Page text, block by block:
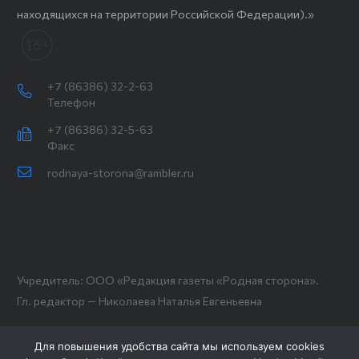
находящихся на территории Российской Федерации).»
+7 (86386) 32-2-63
Телефон
+7 (86386) 32-5-63
Факс
rodnaya-storona@rambler.ru
Учредитель: ООО «Редакция газеты «Родная сторона».
Гл. редактор — Николаева Наталья Евгеньевна
Для повышения удобства сайта мы используем cookies